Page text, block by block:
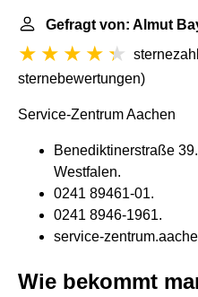
Gefragt von: Almut
sternebewertungen)
Service-Zentrum Aachen
Benediktinerstraße
Westfalen.
0241 89461-01.
0241 8946-1961.
service-
Wie bekommt